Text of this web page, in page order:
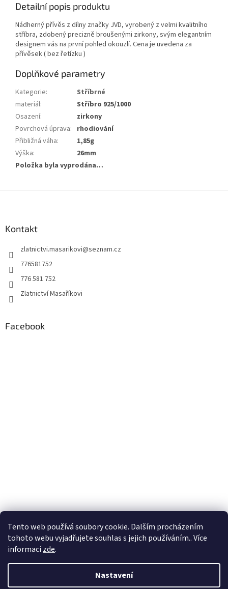
Tento web používá soubory cookie. Dalším procházením
tohoto webu vyjadřujete souhlas s jejich používáním.. Více
informacízde.
Nastavení
Detailní popis produktu
Nádherný přívěs z dílny značky JVD, vyrobený z velmi kvalitního
stříbra, zdobený precizně broušenými zirkony, svým elegantním
designem vás na první pohled okouzlí. Cena je uvedena za
přívěsek ( bez řetízku )
Doplňkové parametry
Kategorie:
Stříbrné
materiál:
Stříbro 925/1000
Osazení:
zirkony
Povrchová úprava: rhodiování
Přibližná váha:
1,85g
Výška:
26mm
Položka byla vyprodána…
Kontakt
zlatnictvi.masarikovi@seznam.cz
776581752
776 581 752
Zlatnictví Masaříkovi
Facebook
Vytvořil Shoptet